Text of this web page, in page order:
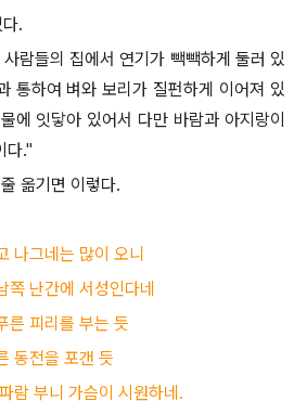
.
람들의 집에서 연기가 빽빽하게 둘러 있
통하여 벼와 보리가 질펀하게 이어져 있
에 잇닿아 있어서 다만 바람과 아지랑이
다."
옮기면 이렇다.
나그네는 많이 오니
난간에 서성인다네
피리를 부는 듯
동전을 포갠 듯
람 부니 가슴이 시원하네.